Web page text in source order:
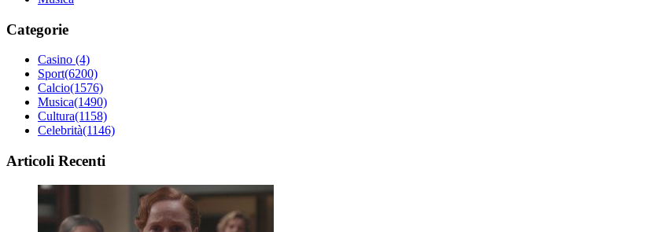
Categorie
Casino (4)
Sport(6200)
Calcio(1576)
Musica(1490)
Cultura(1158)
Celebrità(1146)
Articoli Recenti